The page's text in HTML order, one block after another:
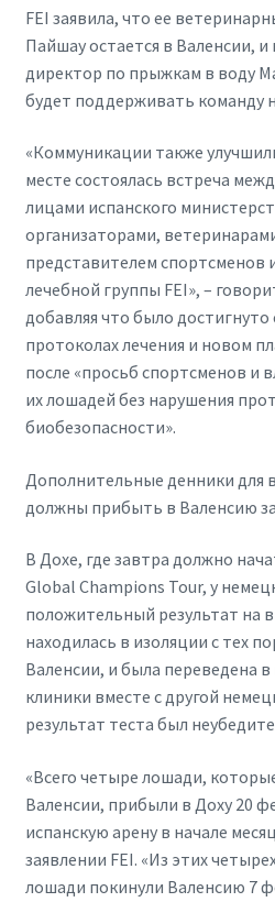
FEI заявила, что ее
Пайшау остается в Валенсии, и
директор по прыжкам в воду
будет поддерживать команду
«Коммуникации также
месте состоялась встреча
лицами испанского
организаторами,
представителем спортсменов
лечебной группы FEI», –
добавляя что было достигнуто
протоколах лечения и новом
после «просьб спортсменов и
их лошадей без нарушения
биобезопасности».
Дополнительные денники
должны прибыть в Валенсию
В Дохе, где завтра должно
Global Champions Tour, у
положительный результат на
находилась в изоляции с тех
Валенсии, и была переведена
клиники вместе с другой
результат теста был
«Всего четыре лошади,
Валенсии, прибыли в Доху 20
испанскую арену в начале
заявлении FEI. «Из этих
лошади покинули Валенсию 7